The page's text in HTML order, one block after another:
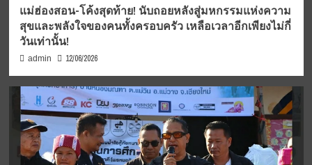
แม่ฮ่องสอน-โค้งสุดท้าย! นับถอยหลังสู่มหกรรมแห่งความ
สุขและพลังใจของคนทั้งครอบครัว เหลือเวลาอีกเพียงไม่กี่
วันเท่านั้น!
admin 12/06/2026